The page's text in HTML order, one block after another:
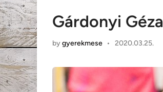
Gárdonyi
bygyerekmese • 2020.03.25.